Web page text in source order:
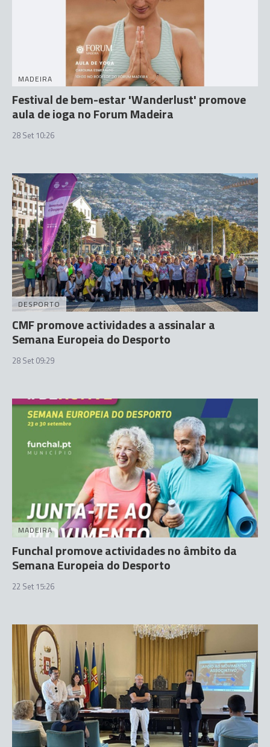
MADEIRA
Festival de bem-estar 'Wanderlust' promove
aula de ioga no Forum Madeira
28 Set 10:26
DESPORTO
CMF promove actividades a assinalar a
Semana Europeia do Desporto
28 Set 09:29
MADEIRA
Funchal promove actividades no âmbito da
Semana Europeia do Desporto
22 Set 15:26